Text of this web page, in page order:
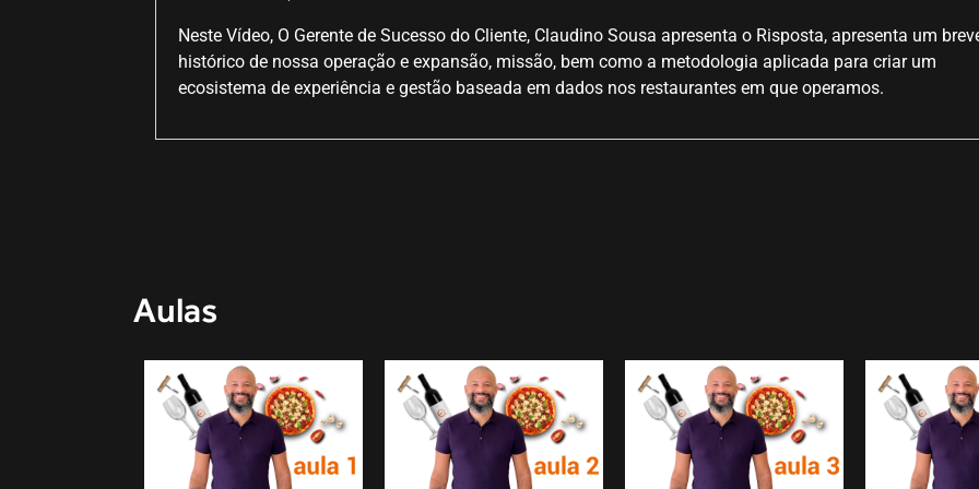
Neste Vídeo, O Gerente de Sucesso do Cliente, Claudino Sousa apresenta o Risposta, apresenta um
histórico de nossa operação e expansão, missão, bem como a metodologia aplicada para criar um
ecosistema de experiência e gestão baseada em dados nos restaurantes em que operamos.
Aulas